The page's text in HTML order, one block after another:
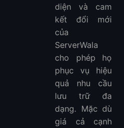
diện và cam
kết đổi mới
của
ServerWala
cho phép họ
phục vụ hiệu
quả nhu cầu
lưu trữ đa
dạng. Mặc dù
giá cả cạnh